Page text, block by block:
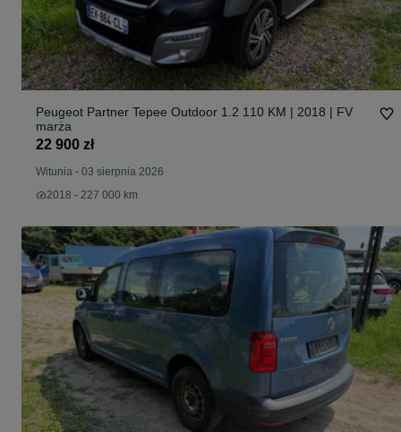
Peugeot Partner Tepee Outdoor 1.2 110 KM | 2018 | FV
marża
22 900 zł
Witunia - 03 sierpnia 2026
2018 - 227 000 km